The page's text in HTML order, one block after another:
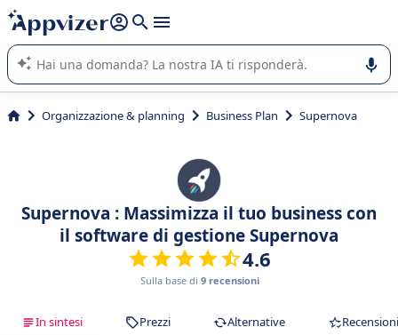
righe con
shift + enter
L'IA di Appvizer vi guida nell'utilizzo o nella scelta di un
software SaaS per la vostra azienda.
Organizzazione & planning Business Plan Supernova
Supernova : Massimizza il tuo business con
il software di gestione Supernova
4.6
Sulla base di 9 recensioni
In sintesi Prezzi Alternative Recensioni